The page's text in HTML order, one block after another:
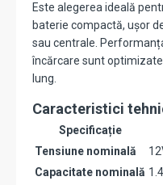
Este alegerea ideală
baterie compactă, ușor
sau centrale.
încărcare sunt
lung.
Caracteristici
Specificație
Tensiune nominală
Capacitate nominală